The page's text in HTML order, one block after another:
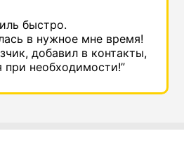
быстро.
в нужное мне время!
добавил в контакты,
при необходимости!”